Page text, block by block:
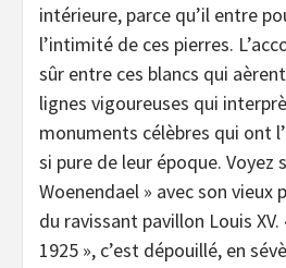
intérieure, parce qu’il entre
l’intimité de ces pierres.
sûr entre ces blancs qui
lignes vigoureuses qui
monuments célèbres qui ont
si pure de leur époque. Voyez
Woenendael » avec son vieux
du ravissant pavillon Louis
1925 », c’est dépouillé, en